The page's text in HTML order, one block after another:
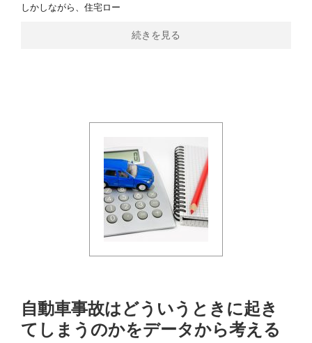
しかしながら、住宅ロー
続きを見る
自動車事故はどういうときに起き
てしまうのかをデータから考える